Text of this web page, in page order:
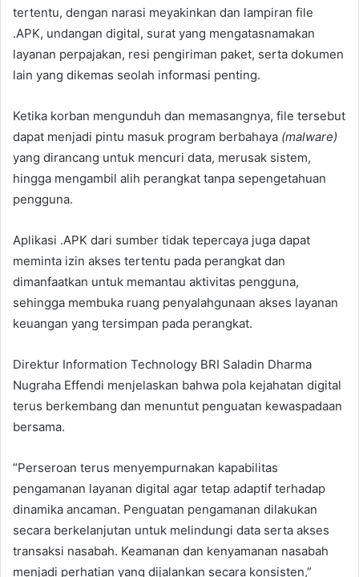
tertentu, dengan narasi meyakinkan dan lampiran file
.APK, undangan digital, surat yang mengatasnamakan
layanan perpajakan, resi pengiriman paket, serta dokumen
lain yang dikemas seolah informasi penting.
Ketika korban mengunduh dan memasangnya, file tersebut
dapat menjadi pintu masuk program berbahaya (malware)
yang dirancang untuk mencuri data, merusak sistem,
hingga mengambil alih perangkat tanpa sepengetahuan
pengguna.
Aplikasi .APK dari sumber tidak tepercaya juga dapat
meminta izin akses tertentu pada perangkat dan
dimanfaatkan untuk memantau aktivitas pengguna,
sehingga membuka ruang penyalahgunaan akses layanan
keuangan yang tersimpan pada perangkat.
Direktur Information Technology BRI Saladin Dharma
Nugraha Effendi menjelaskan bahwa pola kejahatan digital
terus berkembang dan menuntut penguatan kewaspadaan
bersama.
“Perseroan terus menyempurnakan kapabilitas
pengamanan layanan digital agar tetap adaptif terhadap
dinamika ancaman. Penguatan pengamanan dilakukan
secara berkelanjutan untuk melindungi data serta akses
transaksi nasabah. Keamanan dan kenyamanan nasabah
menjadi perhatian yang dijalankan secara konsisten,”